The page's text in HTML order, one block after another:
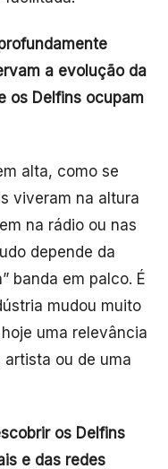
a evolução da
os Delfins ocupam
alta, como se
viveram na altura
na rádio ou nas
depende da
banda em palco. É
mudou muito
uma relevância
artista ou de uma
os Delfins
e das redes